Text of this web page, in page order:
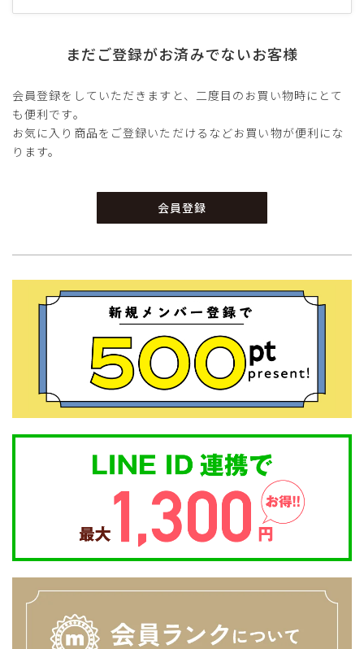
まだご登録がお済みでないお客様
会員登録をしていただきますと、二度目のお買い物時にとて
も便利です。
お気に入り商品をご登録いただけるなどお買い物が便利にな
ります。
会員登録